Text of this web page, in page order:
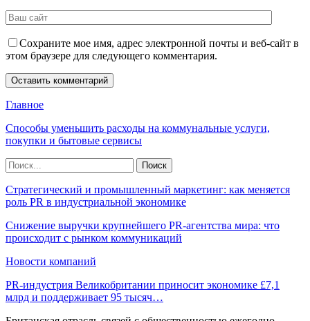
Сохраните мое имя, адрес электронной почты и веб-сайт в
этом браузере для следующего комментария.
Главное
Способы уменьшить расходы на коммунальные услуги,
покупки и бытовые сервисы
Стратегический и промышленный маркетинг: как меняется
роль PR в индустриальной экономике
Снижение выручки крупнейшего PR-агентства мира: что
происходит с рынком коммуникаций
Новости компаний
PR-индустрия Великобритании приносит экономике £7,1
млрд и поддерживает 95 тысяч…